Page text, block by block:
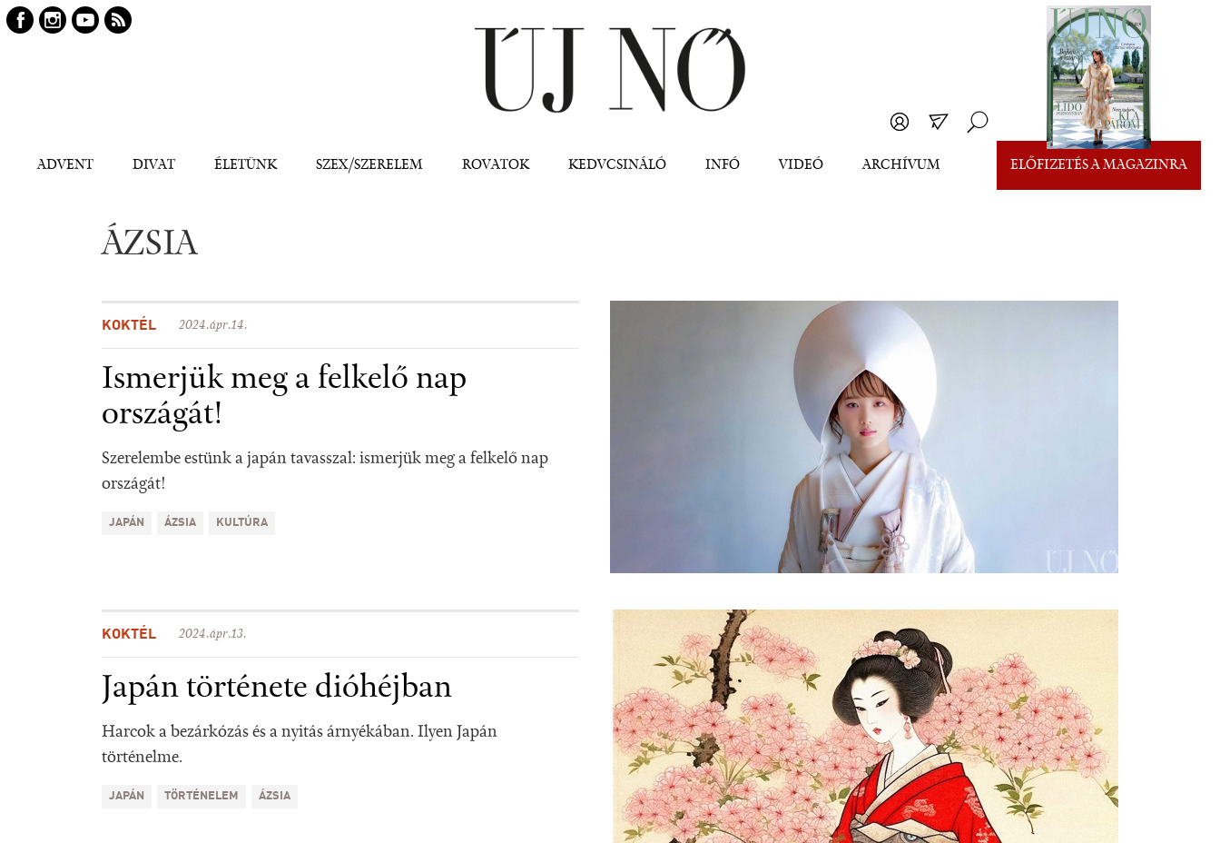
ADVENT DIVAT ÉLETÜNK SZEX/SZERELEM ROVATOK KEDVCSINÁLÓ INFÓ VIDEÓ ARCHÍVUM ELŐFIZETÉS A MAGAZINRA
ÁZSIA
KOKTÉL 2024.ápr.14.
Ismerjük meg a felkelő nap
országát!
Szerelembe estünk a japán tavasszal: ismerjük meg a felkelő nap
országát!
JAPÁN ÁZSIA KULTÚRA
KOKTÉL 2024.ápr.13.
Japán története dióhéjban
Harcok a bezárkózás és a nyitás árnyékában. Ilyen Japán
történelme.
JAPÁN TÖRTÉNELEM ÁZSIA